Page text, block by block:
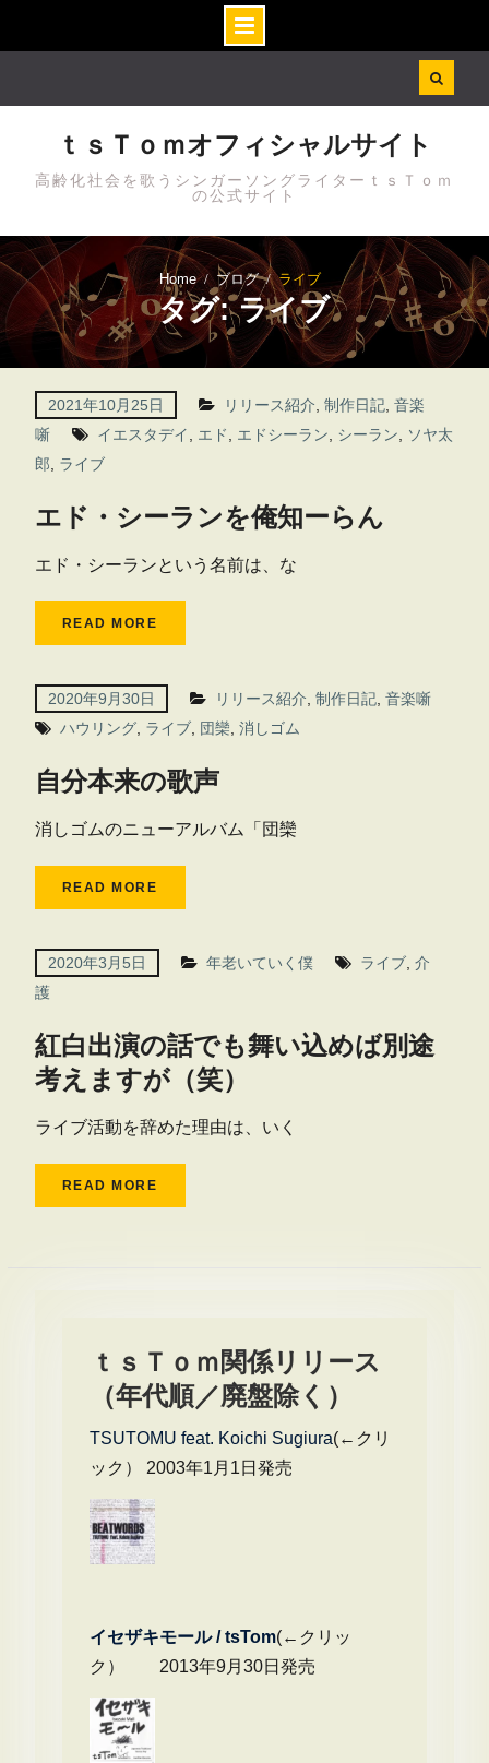
ｔｓＴｏｍオフィシャルサイト
高齢化社会を歌うシンガーソングライターｔｓＴｏｍ
の公式サイト
Home ブログ ライブ
タグ: ライブ
2021年10月25日 リリース紹介 制作日記, 音楽
噺
イエスタデイ エド エドシーラン シーラン
ソヤ太
郎
ライブ
エド・シーランを俺知ーらん
エド・シーランという名前は、な
READ MORE
2020年9月30日 リリース紹介 制作日記, 音楽噺
ハウリング, ライブ, 団欒 消しゴム
自分本来の歌声
消しゴムのニューアルバム「団欒
READ MORE
2020年3月5日 年老いていく僕 ライブ, 介
護
紅白出演の話でも舞い込めば別途
考えますが（笑）
ライブ活動を辞めた理由は、いく
READ MORE
ｔｓＴｏｍ関係リリース
（年代順／廃盤除く）
TSUTOMU feat. Koichi Sugiura(←クリ
ック） 2003年1月1日発売
イセザキモール / tsTom(←クリッ
ク） 2013年9月30日発売